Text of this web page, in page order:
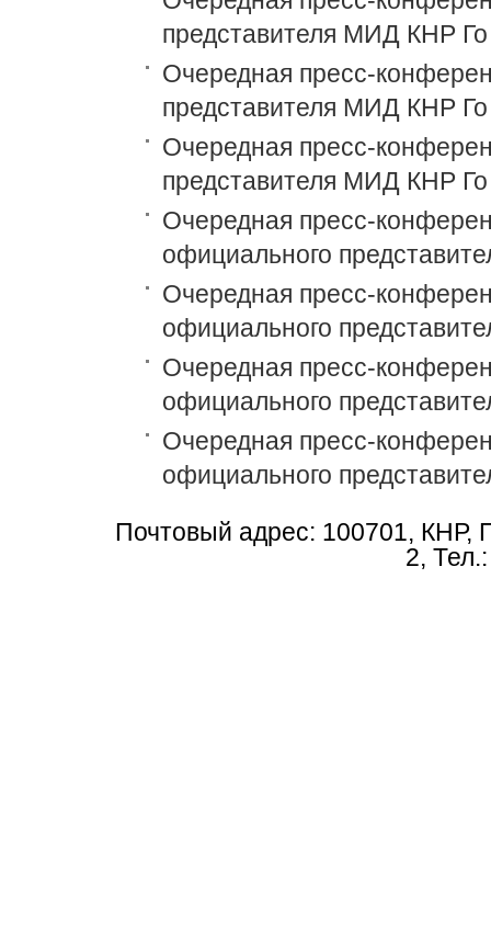
представителя МИД КНР Го
Очередная пресс-
представителя МИД КНР Го
Очередная пресс-
представителя МИД КНР Го
Очередная пресс-
официального
Очередная пресс-
официального
Очередная пресс-
официального
Очередная пресс-
официального
Почтовый адрес: 100701, КНР,
2,